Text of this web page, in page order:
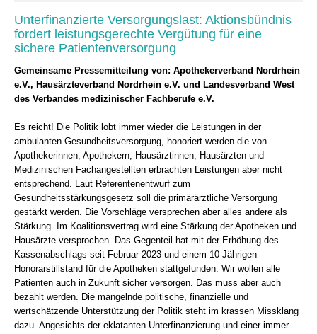
Unterfinanzierte Versorgungslast: Aktionsbündnis
fordert leistungsgerechte Vergütung für eine
sichere Patientenversorgung
Gemeinsame Pressemitteilung von: Apothekerverband Nordrhein
e.V., Hausärzteverband Nordrhein e.V. und Landesverband West
des Verbandes medizinischer Fachberufe e.V.
Es reicht! Die Politik lobt immer wieder die Leistungen in der
ambulanten Gesundheitsversorgung, honoriert werden die von
Apothekerinnen, Apothekern, Hausärztinnen, Hausärzten und
Medizinischen Fachangestellten erbrachten Leistungen aber nicht
entsprechend. Laut Referentenentwurf zum
Gesundheitsstärkungsgesetz soll die primärärztliche Versorgung
gestärkt werden. Die Vorschläge versprechen aber alles andere als
Stärkung. Im Koalitionsvertrag wird eine Stärkung der Apotheken und
Hausärzte versprochen. Das Gegenteil hat mit der Erhöhung des
Kassenabschlags seit Februar 2023 und einem 10-Jährigen
Honorarstillstand für die Apotheken stattgefunden. Wir wollen alle
Patienten auch in Zukunft sicher versorgen. Das muss aber auch
bezahlt werden. Die mangelnde politische, finanzielle und
wertschätzende Unterstützung der Politik steht im krassen Missklang
dazu. Angesichts der eklatanten Unterfinanzierung und einer immer